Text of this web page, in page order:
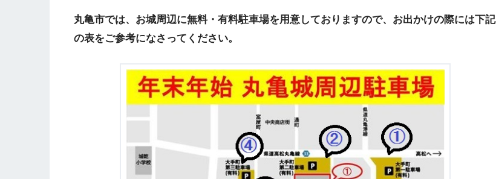
丸亀市では、お城周辺に無料・有料駐車場を用意しておりますので、お出かけの際には下記
の表をご参考になさってください。